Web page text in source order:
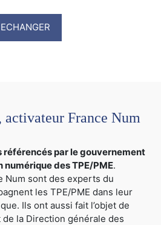
ECHANGER
activateur France Num
référencés par le gouvernement
des TPE/PME.
Num sont des experts du
les TPE/PME dans leur
Ils ont aussi fait l’objet de
la Direction générale des